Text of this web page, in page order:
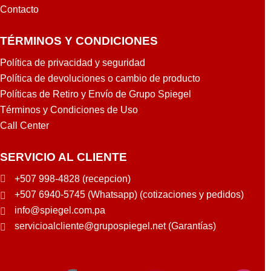
Contacto
TÉRMINOS Y CONDICIONES
Política de privacidad y seguridad
Política de devoluciones o cambio de producto
Políticas de Retiro y Envío de Grupo Spiegel
Términos y Condiciones de Uso
Call Center
SERVICIO AL CLIENTE
+507 998-4828 (recepcion)
+507 6940-5745 (Whatsapp) (cotizaciones y pedidos)
info@spiegel.com.pa
servicioalcliente@grupospiegel.net (Garantías)